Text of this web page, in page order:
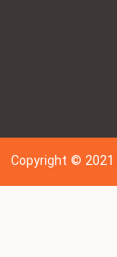
Copyright © 202